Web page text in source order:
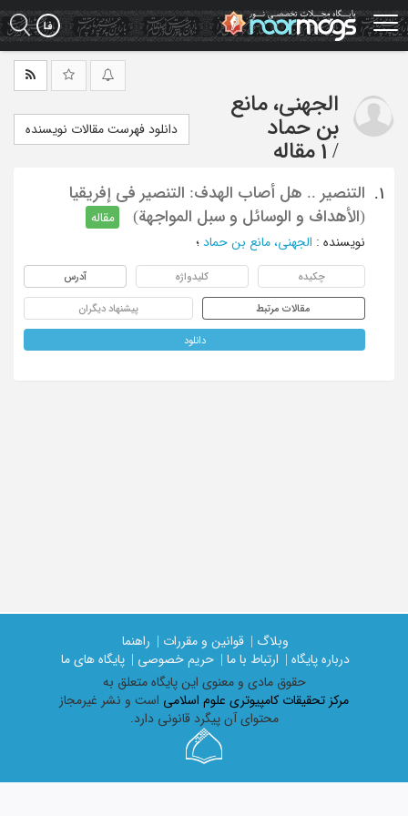
Skip
to
main
الجهنی، مانع
بن حماد
/ 1 مقاله
دانلود فهرست مقالات نویسنده
1.
التنصیر .. هل أصاب الهدف: التنصیر فی إفریقیا
(الأهداف و الوسائل و سبل المواجهة)
مقاله
نویسنده : الجهنی، مانع بن حماد ؛
چکیده کلیدواژه آدرس
مقالات مرتبط پیشنهاد دیگران
دانلود
وبلاگ | قوانین و مقررات |
راهنما
درباره پایگاه |
ارتباط با ما | حریم خصوصی |
پایگاه های ما
حقوق مادی و معنوی اين پايگاه متعلق به
مرکز تحقیقات کامپیوتری علوم اسلامی است و نشر غیرمجاز
محتوای آن پیگرد قانونی دارد.